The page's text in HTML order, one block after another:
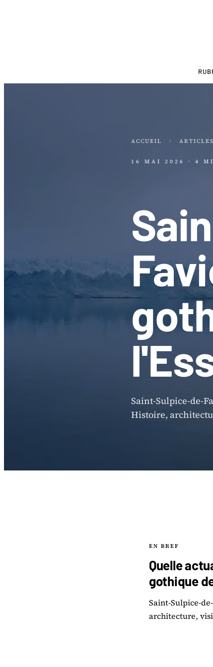
ACCUEIL · ARTICLES
16 MAI 2026 · 4
Saint-Sulpice-de-
Histoire,
EN BREF
Quelle
gothique
Saint-Sulpice-
architecture,